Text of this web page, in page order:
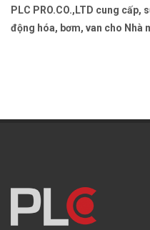
PLC PRO.CO.,LTD cung
động hóa, bơm, van cho Nhà